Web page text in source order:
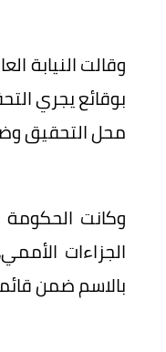
وقالت النيابة
بوقائع يجري
محل التحقيق
وكانت الحكومة
الجزاءات
بالاسم ضمن